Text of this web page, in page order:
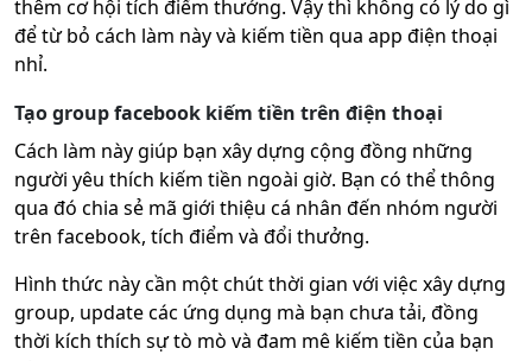
thêm cơ hội tích điểm thưởng. Vậy thì không có lý do gì
để từ bỏ cách làm này và kiếm tiền qua app điện thoại
nhỉ.
Tạo group facebook kiếm tiền trên điện thoại
Cách làm này giúp bạn xây dựng cộng đồng những
người yêu thích kiếm tiền ngoài giờ. Bạn có thể thông
qua đó chia sẻ mã giới thiệu cá nhân đến nhóm người
trên facebook, tích điểm và đổi thưởng.
Hình thức này cần một chút thời gian với việc xây dựng
group, update các ứng dụng mà bạn chưa tải, đồng
thời kích thích sự tò mò và đam mê kiếm tiền của bạn